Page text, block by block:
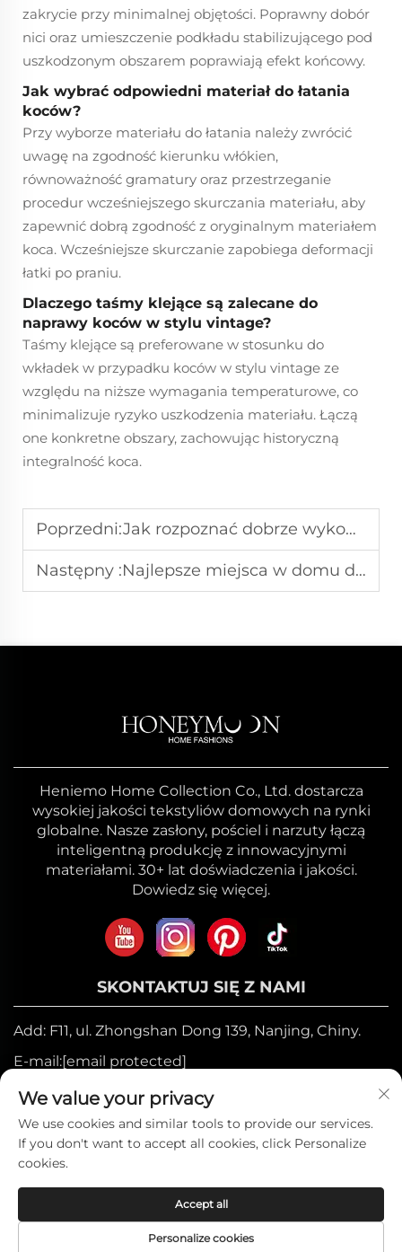
zakrycie przy minimalnej objętości. Poprawny dobór
nici oraz umieszczenie podkładu stabilizującego pod
uszkodzonym obszarem poprawiają efekt końcowy.
Jak wybrać odpowiedni materiał do łatania
koców?
Przy wyborze materiału do łatania należy zwrócić
uwagę na zgodność kierunku włókien,
równoważność gramatury oraz przestrzeganie
procedur wcześniejszego skurczania materiału, aby
zapewnić dobrą zgodność z oryginalnym materiałem
koca. Wcześniejsze skurczanie zapobiega deformacji
łatki po praniu.
Dlaczego taśmy klejące są zalecane do
naprawy koców w stylu vintage?
Taśmy klejące są preferowane w stosunku do
wkładek w przypadku koców w stylu vintage ze
względu na niższe wymagania temperaturowe, co
minimalizuje ryzyko uszkodzenia materiału. Łączą
one konkretne obszary, zachowując historyczną
integralność koca.
Poprzedni:Jak rozpoznać dobrze wykonaną, wysokiej jakości ręcznie robioną kołdrę
Następny :Najlepsze miejsca w domu do rzucenia przytulnej kocowej kołdry
Heniemo Home Collection Co., Ltd. dostarcza
wysokiej jakości tekstyliów domowych na rynki
globalne. Nasze zasłony, pościel i narzuty łączą
inteligentną produkcję z innowacyjnymi
materiałami. 30+ lat doświadczenia i jakości.
Dowiedz się więcej.
SKONTAKTUJ SIĘ Z NAMI
Add: F11, ul. Zhongshan Dong 139, Nanjing, Chiny.
E-mail:[email protected]
Telefon komórkowy:+86-17327710449
Tel.: +86-025-84573776
Prawa autorskie © 2025 by Heniemo Home
Collection Co., Ltd. — Polityka prywatności
We value your privacy
We use cookies and similar tools to provide our services.
If you don't want to accept all cookies, click Personalize
cookies.
Personalize cookies
Accept all